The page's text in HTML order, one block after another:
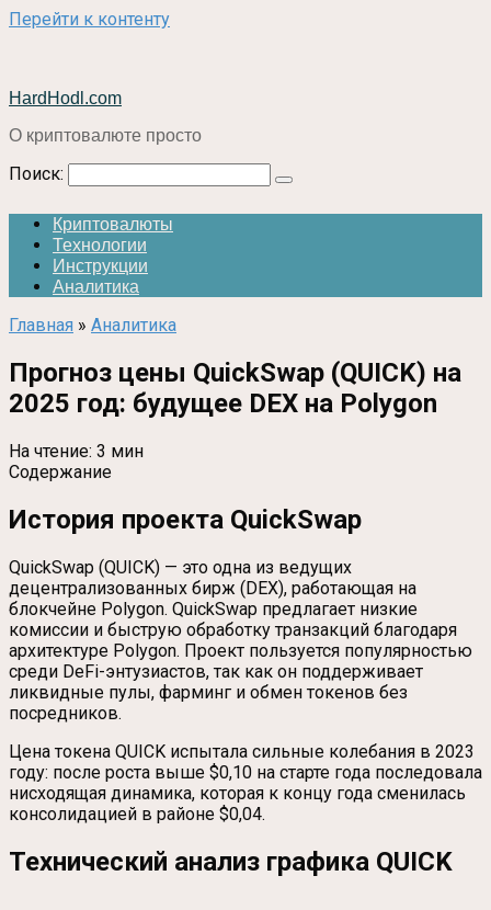
Перейти к контенту
HardHodl.com
О криптовалюте просто
Поиск:
Криптовалюты
Технологии
Инструкции
Аналитика
Главная » Аналитика
Прогноз цены QuickSwap (QUICK) на
2025 год: будущее DEX на Polygon
На чтение: 3 мин
Содержание
История проекта QuickSwap
QuickSwap (QUICK) — это одна из ведущих
децентрализованных бирж (DEX), работающая на
блокчейне Polygon. QuickSwap предлагает низкие
комиссии и быструю обработку транзакций благодаря
архитектуре Polygon. Проект пользуется популярностью
среди DeFi-энтузиастов, так как он поддерживает
ликвидные пулы, фарминг и обмен токенов без
посредников.
Цена токена QUICK испытала сильные колебания в 2023
году: после роста выше $0,10 на старте года последовала
нисходящая динамика, которая к концу года сменилась
консолидацией в районе $0,04.
Технический анализ графика QUICK